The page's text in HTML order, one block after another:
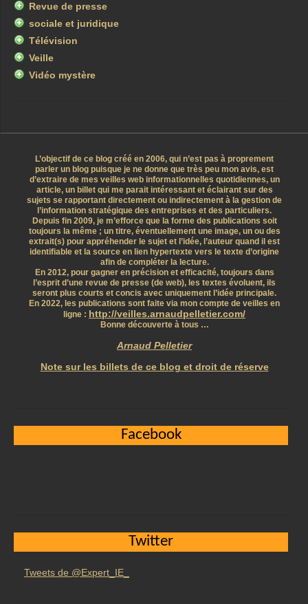
Revue de presse
sociale et juridique
Télévision
Veille
Vidéo mystère
L’objectif de ce blog créé en 2006, qui n’est pas à proprement
parler un blog puisque je ne donne que très peu mon avis, est
d’extraire de mes veilles web informationnelles quotidiennes, un
article, un billet qui me parait intéressant et éclairant sur des
sujets se rapportant directement ou indirectement à la gestion de
l’information stratégique des entreprises et des particuliers.
Depuis fin 2009, je m’efforce que la forme des publications soit
toujours la même ; un titre, éventuellement une image, un ou des
extrait(s) pour appréhender le sujet et l’idée, l’auteur quand il est
identifiable et la source en lien hypertexte vers le texte d’origine
afin de compléter la lecture.
En 2012, pour gagner en précision et efficacité, toujours dans
l’esprit d’une revue de presse (de web), les textes évoluent, ils
seront plus courts et concis avec uniquement l’idée principale.
En 2022, les publications sont faite via mon compte de veilles en
ligne : http://veilles.arnaudpelletier.com/
Bonne découverte à tous …
Arnaud Pelletier
Note sur les billets de ce blog et droit de réserve
Facebook
Twitter
Tweets de @Expert_IE_